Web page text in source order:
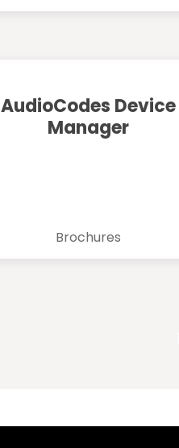
AudioCodes Device
Manager
Brochures